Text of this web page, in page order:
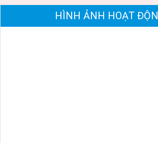
HÌNH ẢNH HOẠT